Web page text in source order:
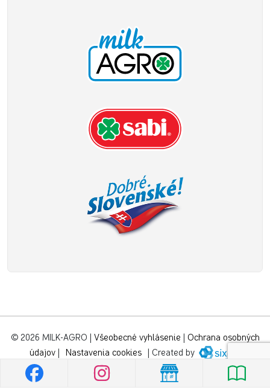
© 2026 MILK-AGRO Všeobecné vyhlásenie
Ochrana osobných
údajov| Nastavenia cookies Created by